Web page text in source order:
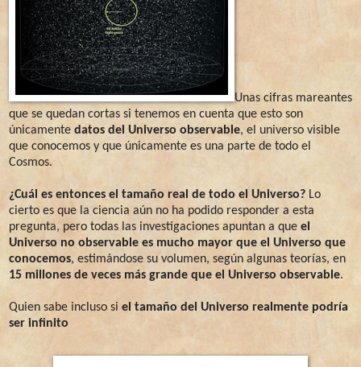
Unas cifras mareantes
que se quedan cortas si tenemos en cuenta que esto son
únicamente datos del Universo observable, el universo visible
que conocemos y que únicamente es una parte de todo el
Cosmos.
¿Cuál es entonces el tamaño real de todo el Universo? Lo
cierto es que la ciencia aún no ha podido responder a esta
pregunta, pero todas las investigaciones apuntan a que el
Universo no observable es mucho mayor que el Universo que
conocemos, estimándose su volumen, según algunas teorías, en
15 millones de veces más grande que el Universo observable.
Quien sabe incluso si el tamaño del Universo realmente podría
ser infinito